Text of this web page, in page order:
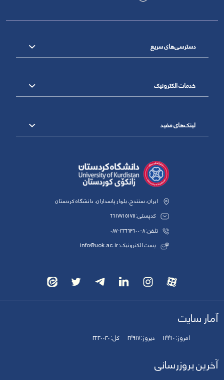
دسترسی‌های سریع
خدمات الکترونیک
لینک‌های مفید
ایران، سنندج، بلوار پاسداران، دانشگاه کردستان
کدپستی: 6617715175
تلفن: 8-33664600-087
پست الکترونیک: info@uok.ac.ir
آمار سایت
امروز:14410 دیروز:24917 کل:3230030
آخرین بروزرسانی